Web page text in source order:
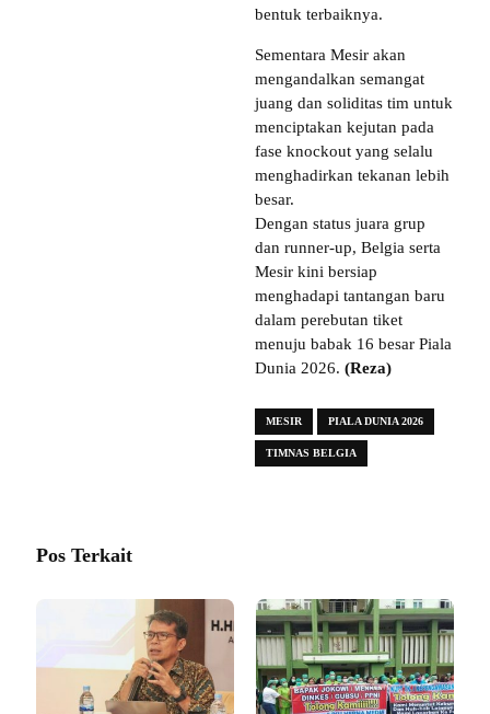
bentuk terbaiknya.
Sementara Mesir akan
mengandalkan semangat
juang dan soliditas tim untuk
menciptakan kejutan pada
fase knockout yang selalu
menghadirkan tekanan lebih
besar.
Dengan status juara grup
dan runner-up, Belgia serta
Mesir kini bersiap
menghadapi tantangan baru
dalam perebutan tiket
menuju babak 16 besar Piala
Dunia 2026. (Reza)
MESIR PIALA DUNIA 2026
TIMNAS BELGIA
Pos Terkait